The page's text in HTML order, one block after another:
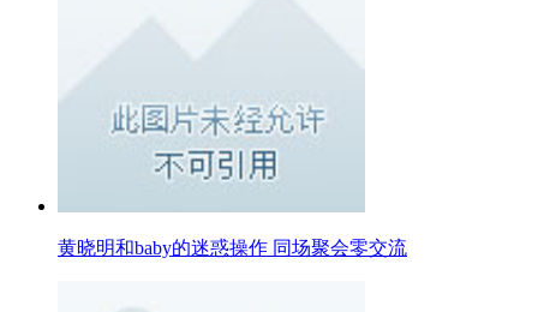
黄晓明和baby的迷惑操作 同场聚会零交流